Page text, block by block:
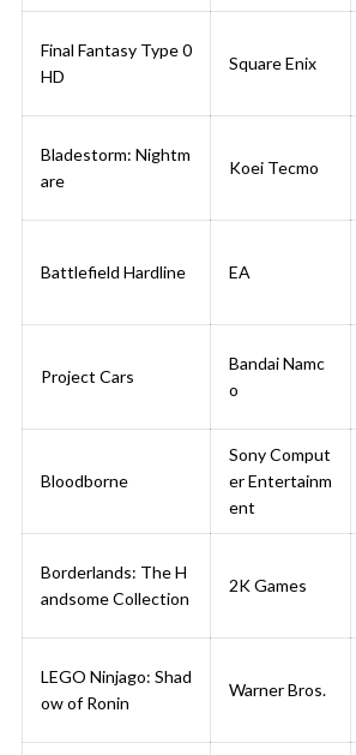
Final Fantasy Type 0
HD
Square Enix
Bladestorm: Nightm
are
Koei Tecmo
Battlefield Hardline EA
Project Cars
Bandai Namc
o
Bloodborne
Sony Comput
er Entertainm
ent
Borderlands: The H
andsome Collection
2K Games
LEGO Ninjago: Shad
ow of Ronin
Warner Bros.